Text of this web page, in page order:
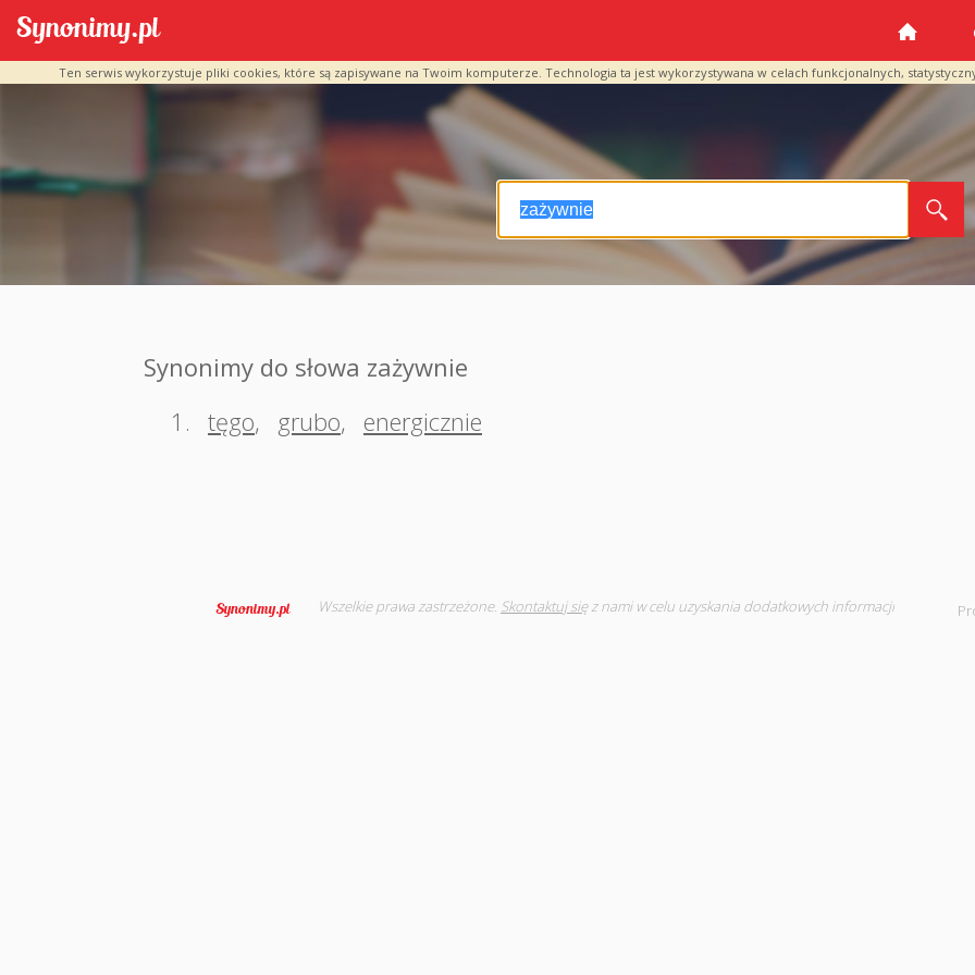
Ten serwis wykorzystuje pliki cookies, które są zapisywane na Twoim komputerze. Technologia ta jest wykorzystywana w celach funkcjonalnych,
Synonimy do słowa zażywnie
1. tęgo, grubo, energicznie
Wszelkie prawa zastrzeżone. Skontaktuj sięz nami w celu uzyskania dodatkowych informacji